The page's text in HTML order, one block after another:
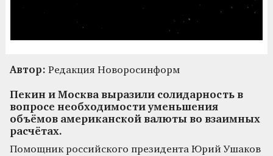
Автор: Редакция Новоросинформ
Пекин и Москва выразили солидарность в
вопросе необходимости уменьшения
объёмов американской валюты во взаимных
расчётах.
Помощник российского президента Юрий Ушаков